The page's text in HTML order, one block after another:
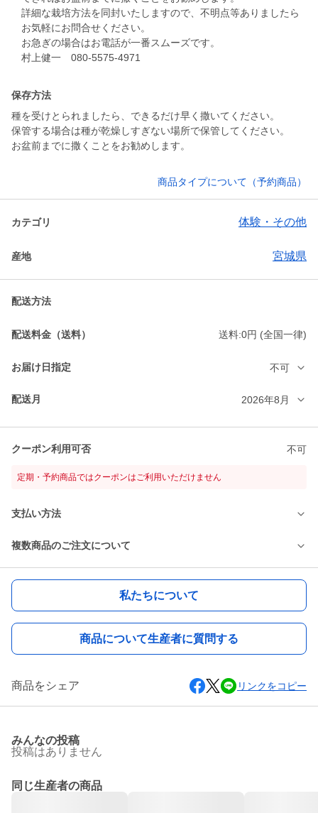
詳細な栽培方法を同封いたしますので、不明点等ありましたら
お気軽にお問合せください。
お急ぎの場合はお電話が一番スムーズです。
村上健一 080-5575-4971
保存方法
種を受けとられましたら、できるだけ早く撒いてください。
保管する場合は種が乾燥しすぎない場所で保管してください。
お盆前までに撒くことをお勧めします。
商品タイプについて（予約商品）
カテゴリ 体験・その他
産地 宮城県
配送方法
配送料金（送料） 送料:0円 (全国一律)
お届け日指定 不可
配送月 2026年8月
クーポン利用可否 不可
定期・予約商品ではクーポンはご利用いただけません
支払い方法
複数商品のご注文について
私たちについて
商品について生産者に質問する
商品をシェア リンクをコピー
みんなの投稿
投稿はありません
同じ生産者の商品